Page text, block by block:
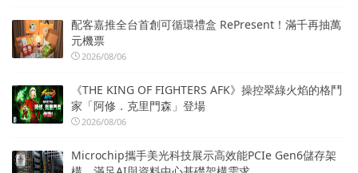
配客嘉推全台首創可循環禮盒 RePresent！滿千再抽萬
元機票
2026/08/06
《THE KING OF FIGHTERS AFK》操控翠綠火焰的格鬥
家「阿修．克里門森」登場
2026/08/06
Microchip攜手美光科技展示高效能PCIe Gen6儲存架